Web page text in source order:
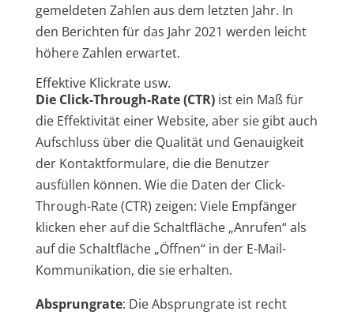
gemeldeten Zahlen aus dem letzten Jahr. In
den Berichten für das Jahr 2021 werden leicht
höhere Zahlen erwartet.
Effektive Klickrate usw.
Die Click-Through-Rate (CTR)ist ein Maß für
die Effektivität einer Website, aber sie gibt auch
Aufschluss über die Qualität und Genauigkeit
der Kontaktformulare, die die Benutzer
ausfüllen können. Wie die Daten der Click-
Through-Rate (CTR) zeigen: Viele Empfänger
klicken eher auf die Schaltfläche „Anrufen“ als
auf die Schaltfläche „Öffnen“ in der E-Mail-
Kommunikation, die sie erhalten.
Absprungrate: Die Absprungrate ist recht